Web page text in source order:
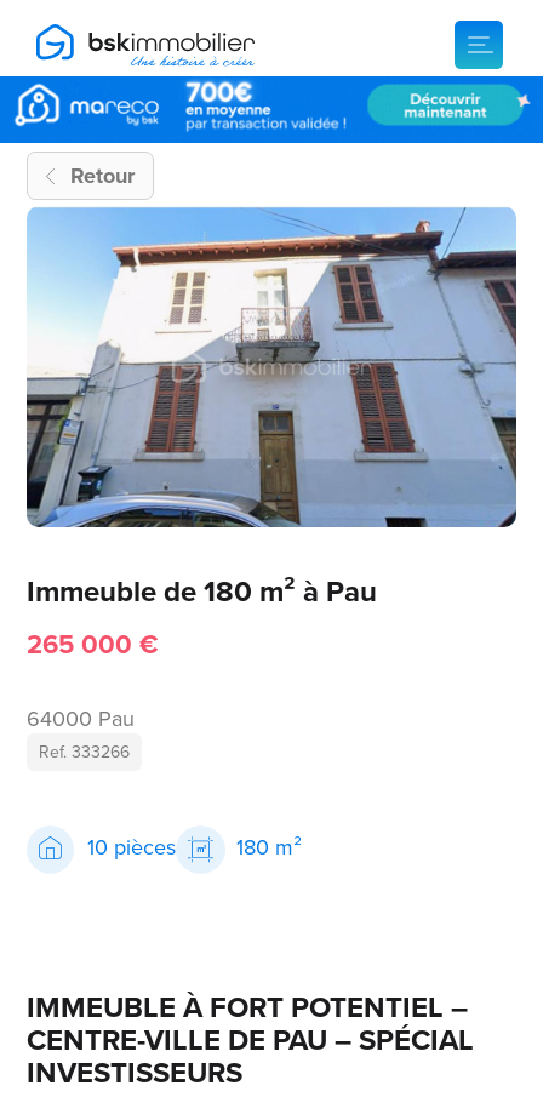
Retour
Immeuble de 180 m² à Pau
265 000 €
64000 Pau
Ref. 333266
10 pièces 180 m²
IMMEUBLE À FORT POTENTIEL –
CENTRE-VILLE DE PAU – SPÉCIAL
INVESTISSEURS